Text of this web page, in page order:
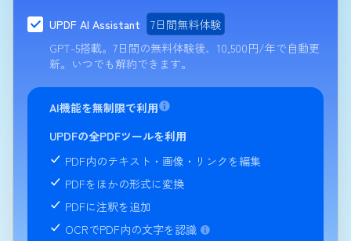
UPDF AI Assistant
7日間無料体験
GPT-5搭載。7日間の無料体験後、 10,500円/年で自動更
新。いつでも解約できます。
AI機能を無制限で利用
UPDFの全PDFツールを利用
PDF内のテキスト・画像・リンクを編集
PDFをほかの形式に変換
PDFに注釈を追加
OCRでPDF内の文字を認識